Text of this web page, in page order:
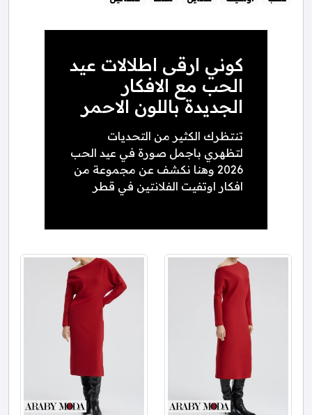
كوني ارقى اطلالات عيد
الحب مع الافكار
الجديدة باللون الاحمر
تنتظرك الكثير من التحديات
لتظهري باجمل صورة في عيد الحب
2026 وهنا نكشف عن مجموعة من
افكار اوتفيت الفلانتين في قطر